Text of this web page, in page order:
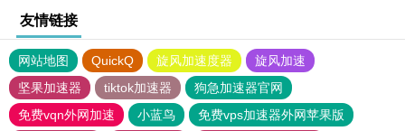
友情链接
网站地图 QuickQ 旋风加速度器
旋风加速
坚果加速器
tiktok加速器
狗急加速器官网
免费vqn外网加速
小蓝鸟
免费vps加速器外网苹果版